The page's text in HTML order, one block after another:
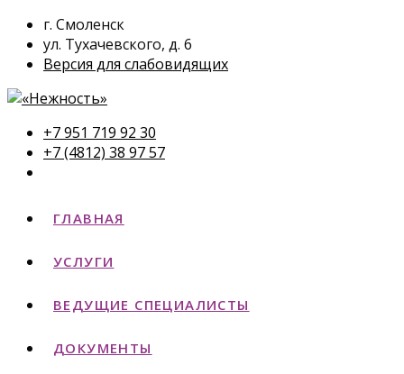
г. Смоленск
ул. Тухачевского, д. 6
Версия для слабовидящих
+7 951 719 92 30
+7 (4812) 38 97 57
ГЛАВНАЯ
УСЛУГИ
ВЕДУЩИЕ СПЕЦИАЛИСТЫ
ДОКУМЕНТЫ